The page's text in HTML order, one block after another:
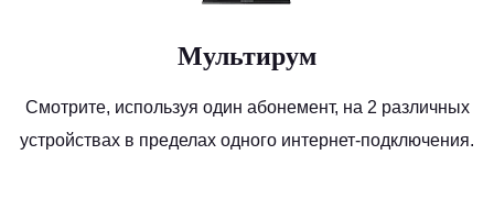
Мультирум
Смотрите, используя один абонемент, на 2 различных
устройствах в пределах одного интернет-подключения.